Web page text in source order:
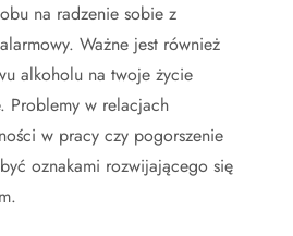
na radzenie sobie z
Ważne jest również
alkoholu na twoje życie
Problemy w relacjach
w pracy czy pogorszenie
oznakami rozwijającego się